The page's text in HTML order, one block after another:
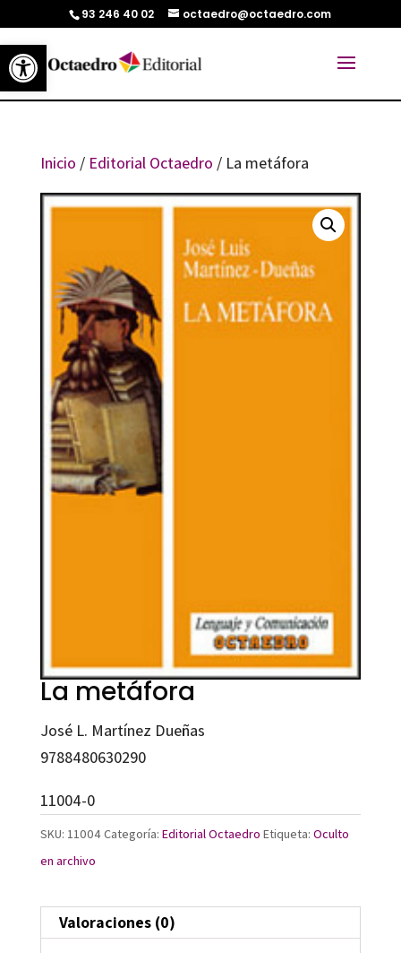
Abrir barra de herramientas
93 246 40 02 octaedro@octaedro.com
Inicio / Editorial Octaedro / La metáfora
La metáfora
José L. Martínez Dueñas
9788480630290
11004-0
SKU: 11004Categoría: Editorial Octaedro Etiqueta: Oculto
en archivo
Valoraciones (0)